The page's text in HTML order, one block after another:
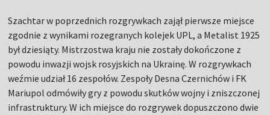
Szachtar w poprzednich rozgrywkach zajął pierwsze miejsce
zgodnie z wynikami rozegranych kolejek UPL, a Metalist 1925
był dziesiąty. Mistrzostwa kraju nie zostały dokończone z
powodu inwazji wojsk rosyjskich na Ukrainę. W rozgrywkach
weźmie udział 16 zespołów. Zespoły Desna Czernichów i FK
Mariupol odmówiły gry z powodu skutków wojny i zniszczonej
infrastruktury. W ich miejsce do rozgrywek dopuszczono dwie